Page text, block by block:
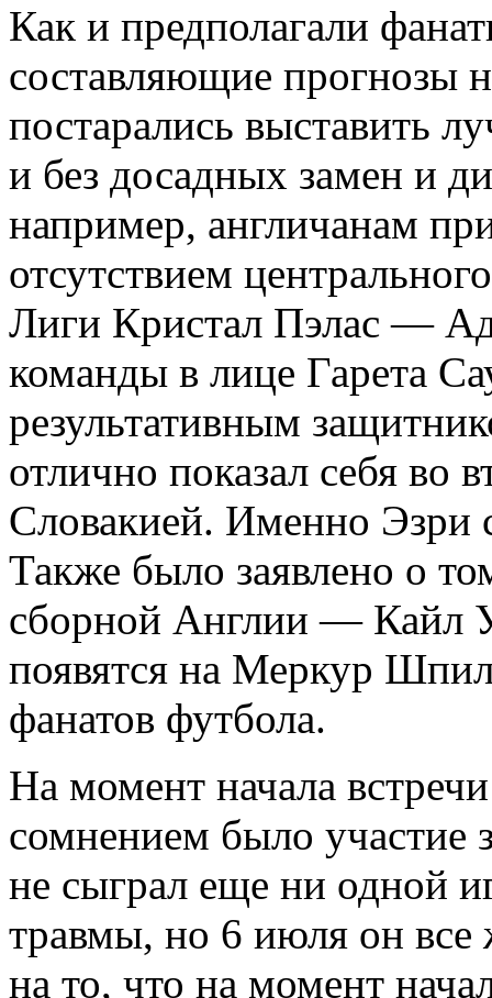
Как и предполагали
составляющие прогнозы
постарались выставить
и без досадных замен и
например, англичанам
отсутствием
Лиги Кристал Пэлас —
команды в лице Гарета
результативным
отлично показал себя во
Словакией. Именно Эзри
Также было заявлено о
сборной Англии — Кайл
появятся на Меркур
фанатов футбола.
На момент начала
сомнением было
не сыграл еще ни одной
травмы, но 6 июля он все
на то, что на момент